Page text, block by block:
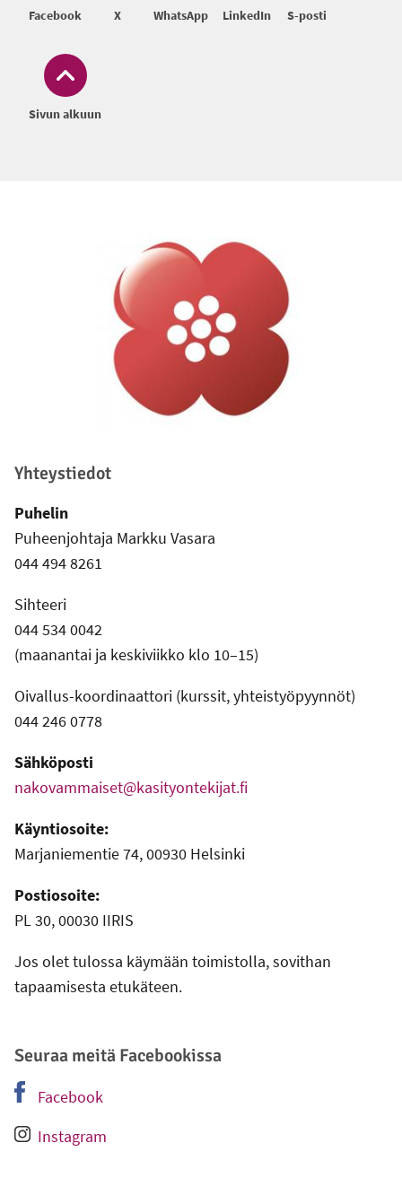
Sivun alkuun
Facebook X WhatsApp LinkedIn S-posti
Yhteystiedot
Puhelin
Puheenjohtaja Markku Vasara
044 494 8261
Sihteeri
044 534 0042
(maanantai ja keskiviikko klo 10–15)
Oivallus-koordinaattori (kurssit, yhteistyöpyynnöt)
044 246 0778
Sähköposti
nakovammaiset@kasityontekijat.fi
Käyntiosoite:
Marjaniementie 74, 00930 Helsinki
Postiosoite:
PL 30, 00030 IIRIS
Jos olet tulossa käymään toimistolla, sovithan
tapaamisesta etukäteen.
Seuraa meitä Facebookissa
Facebook
-Ulkoinen linkki
Instagram